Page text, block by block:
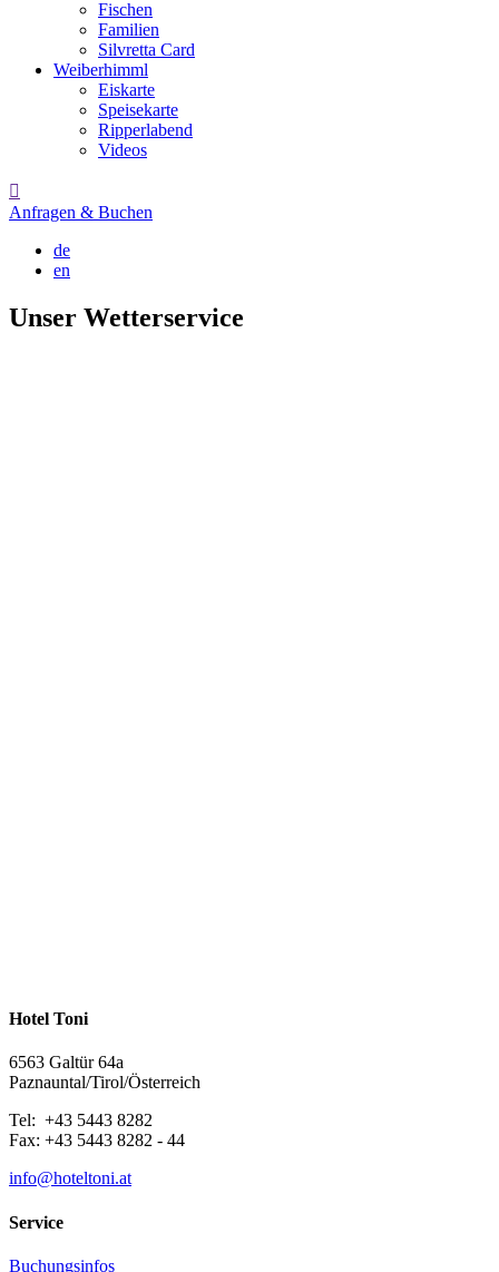
Fischen
Familien
Silvretta Card
Weiberhimml
Eiskarte
Speisekarte
Ripperlabend
Videos

Anfragen & Buchen
de
en
Unser Wetterservice
Hotel Toni
6563 Galtür 64a
Paznauntal/Tirol/Österreich
Tel: +43 5443 8282
Fax: +43 5443 8282 - 44
info@hoteltoni.at
Service
Buchungsinfos